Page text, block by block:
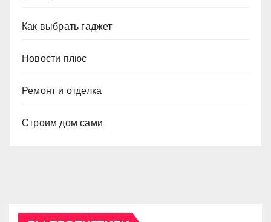
Как выбрать гаджет
Новости плюс
Ремонт и отделка
Строим дом сами